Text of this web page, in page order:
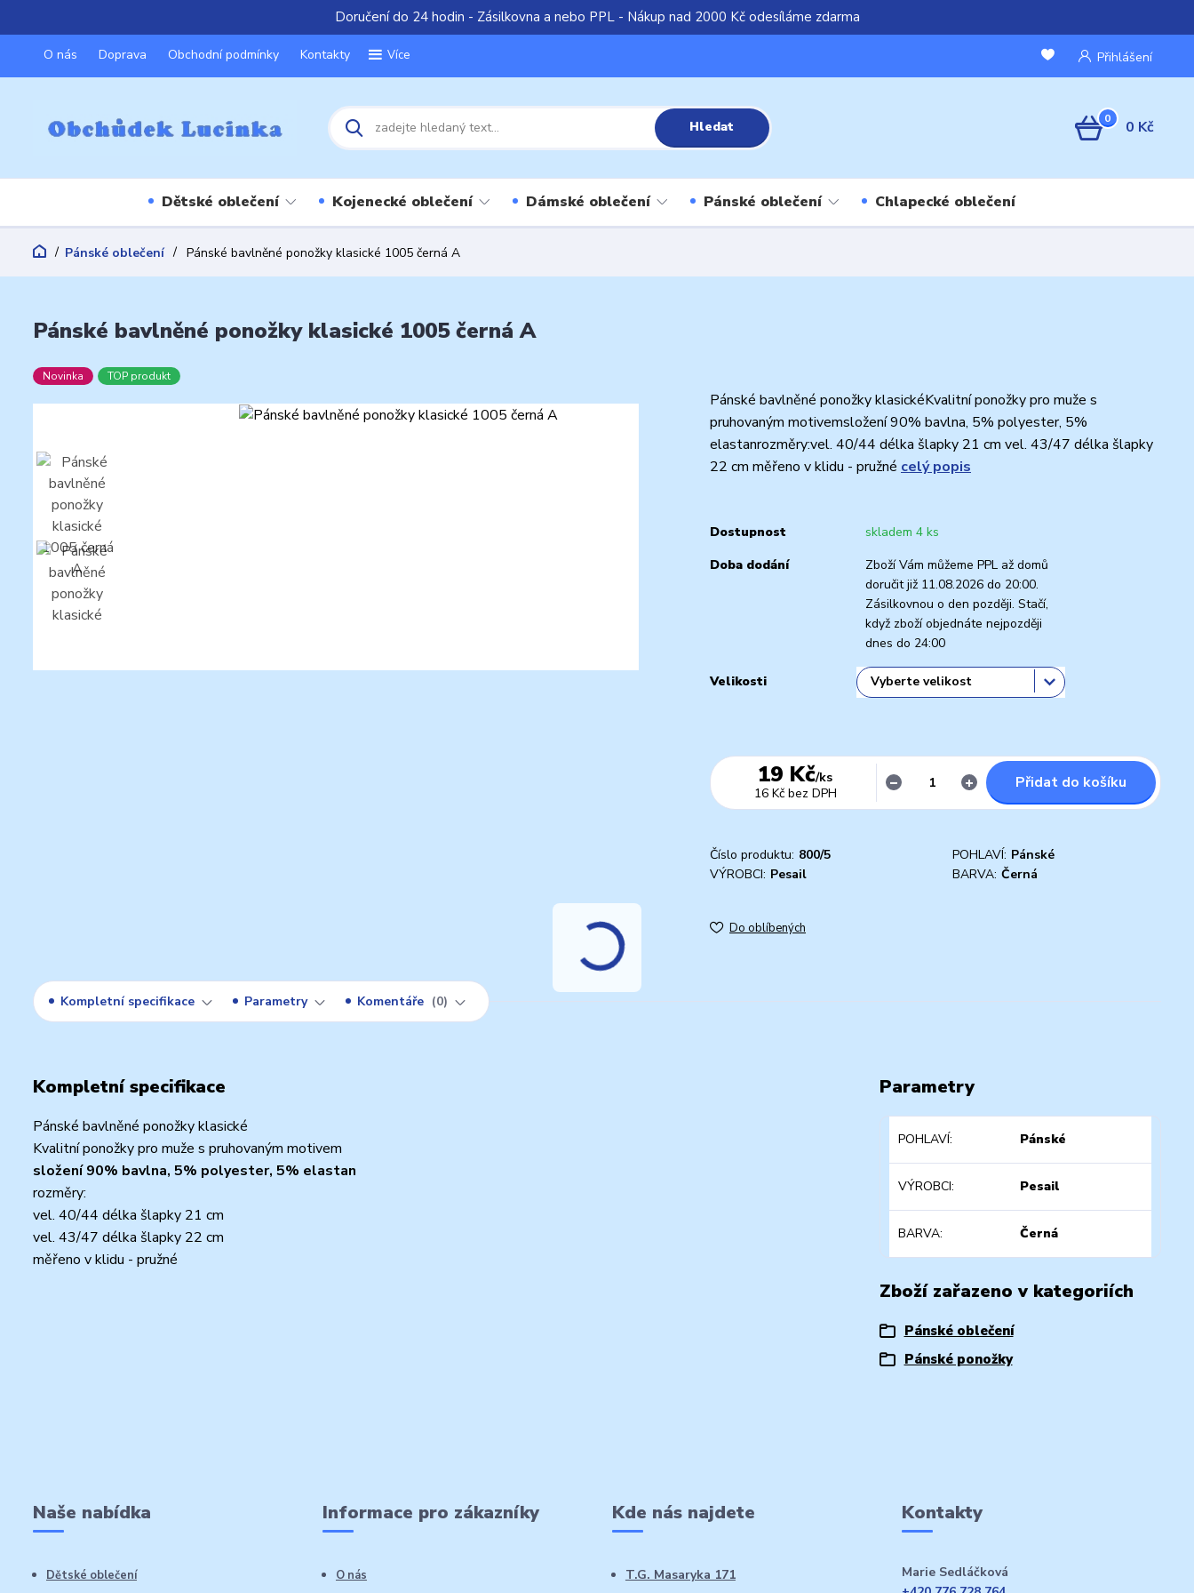
Doručení do 24 hodin - Zásilkovna a nebo PPL - Nákup nad 2000 Kč odesíláme zdarma
O nás Doprava Obchodní podmínky Kontakty Více Přihlášení
Hledat 0 0 Kč
Dětské oblečení Kojenecké oblečení Dámské oblečení Pánské oblečení Chlapecké oblečení
Pánské oblečení Pánské bavlněné ponožky klasické 1005 černá A
Pánské bavlněné ponožky klasické 1005 černá A
Novinka TOP produkt
Pánské bavlněné ponožky klasickéKvalitní ponožky pro muže s
pruhovaným motivemsložení 90% bavlna, 5% polyester, 5%
elastanrozměry:vel. 40/44 délka šlapky 21 cm vel. 43/47 délka šlapky
22 cm měřeno v klidu - pružné celý popis
Dostupnost
skladem 4 ks
Doba dodání
Zboží Vám můžeme PPL až domů
doručit již 11.08.2026 do 20:00.
Zásilkovnou o den později. Stačí,
když zboží objednáte nejpozději
dnes do 24:00
Velikosti
19 Kč/ks
16 Kč bez DPH
Přidat do košíku
Číslo produktu: 800/5 POHLAVÍ: Pánské
VÝROBCI: Pesail BARVA: Černá
Do oblíbených
Kompletní specifikace Parametry Komentáře 0
Kompletní specifikace
Pánské bavlněné ponožky klasické
Kvalitní ponožky pro muže s pruhovaným motivem
složení 90% bavlna, 5% polyester, 5% elastan
rozměry:
vel. 40/44 délka šlapky 21 cm
vel. 43/47 délka šlapky 22 cm
měřeno v klidu - pružné
Parametry
POHLAVÍ Pánské
VÝROBCI Pesail
BARVA Černá
Zboží zařazeno v kategoriích
Pánské oblečení
Pánské ponožky
Naše nabídka
Dětské oblečení
Informace pro zákazníky
O nás
Kde nás najdete
T.G. Masaryka 171
Kontakty
Marie Sedláčková